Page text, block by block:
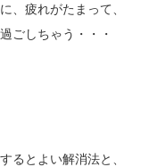
、疲れがたまって、
ごしちゃう・・・
るとよい解消法と、